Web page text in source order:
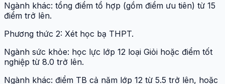
Ngành khác: tổng điểm tổ hợp (gồm điểm ưu tiên) từ 15
điểm trở lên.
Phương thức 2: Xét học bạ THPT.
Ngành sức khỏe: học lực lớp 12 loại Giỏi hoặc điểm tốt
nghiệp từ 8.0 trở lên.
Ngành khác: điểm TB cả năm lớp 12 từ 5.5 trở lên, hoặc